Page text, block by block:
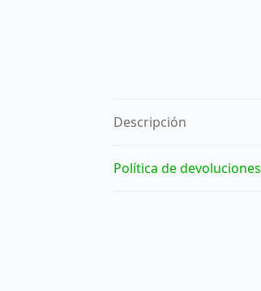
Descripción
Política de devoluciones